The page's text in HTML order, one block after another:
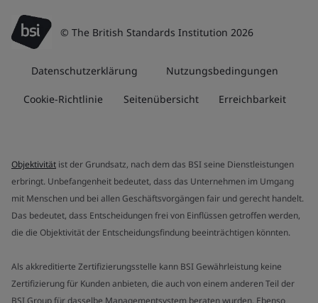
© The British Standards Institution 2026
Datenschutzerklärung Nutzungsbedingungen
Cookie-Richtlinie Seitenübersicht Erreichbarkeit
Objektivität ist der Grundsatz, nach dem das BSI seine Dienstleistungen
erbringt. Unbefangenheit bedeutet, dass das Unternehmen im Umgang
mit Menschen und bei allen Geschäftsvorgängen fair und gerecht handelt.
Das bedeutet, dass Entscheidungen frei von Einflüssen getroffen werden,
die die Objektivität der Entscheidungsfindung beeinträchtigen könnten.
Als akkreditierte Zertifizierungsstelle kann BSI Gewährleistung keine
Zertifizierung für Kunden anbieten, die auch von einem anderen Teil der
BSI Group für dasselbe Managementsystem beraten wurden. Ebenso